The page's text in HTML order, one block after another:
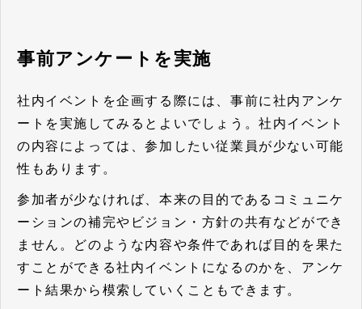
事前アンケートを実施
社内イベントを企画する際には、事前に社内アンケ
ートを実施してみるとよいでしょう。社内イベント
の内容によっては、参加したい従業員が少ない可能
性もあります。
参加者が少なければ、本来の目的であるコミュニケ
ーションの補完やビジョン・方針の共有などができ
ません。どのような内容や条件であれば目的を果た
すことができる社内イベントになるのかを、アンケ
ート結果から模索していくこともできます。